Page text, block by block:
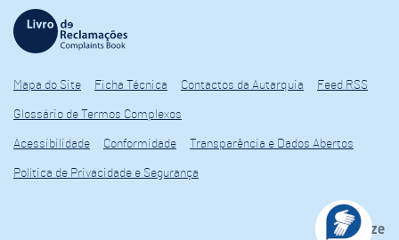
Mapa do Site Ficha Técnica Contactos da Autarquia Feed RSS
Glossário de Termos Complexos
Acessibilidade Conformidade Transparência e Dados Abertos
Política de Privacidade e Segurança